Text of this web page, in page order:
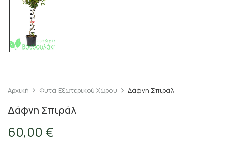
Αρχική Φυτά Εξωτερικού Χώρου Δάφνη Σπιράλ
Δάφνη Σπιράλ
60,00 €